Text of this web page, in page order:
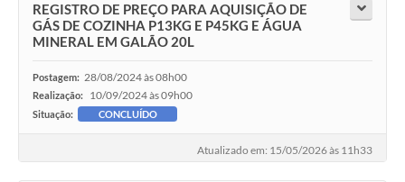
REGISTRO DE PREÇO PARA AQUISIÇÃO DE
GÁS DE COZINHA P13KG E P45KG E ÁGUA
MINERAL EM GALÃO 20L
Postagem: 28/08/2024 às 08h00
Realização: 10/09/2024 às 09h00
Situação: CONCLUÍDO
Atualizado em: 15/05/2026 às 11h33